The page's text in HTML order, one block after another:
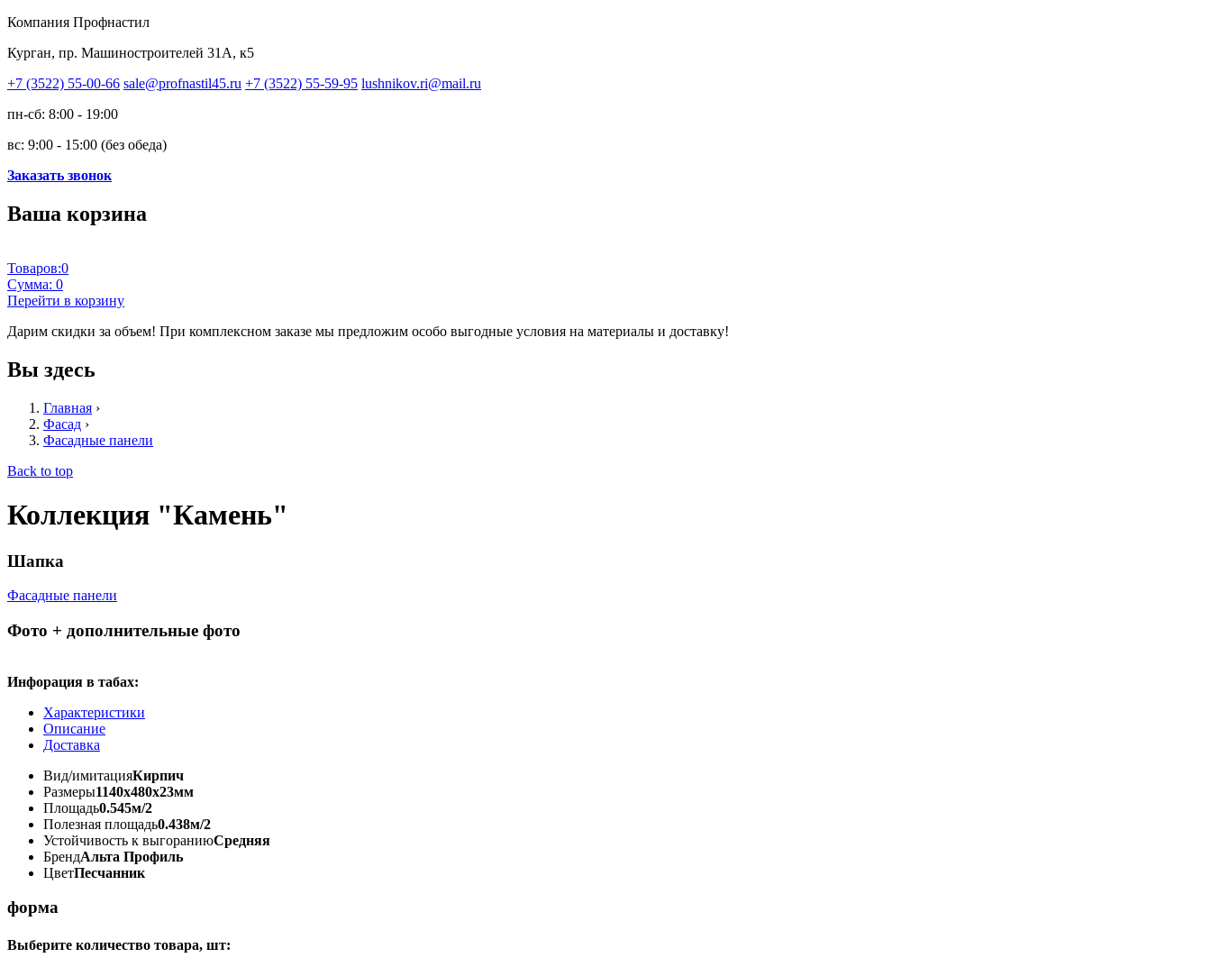
Компания Профнастил
Курган, пр. Машиностроителей 31А, к5
+7 (3522) 55-00-66 sale@profnastil45.ru +7 (3522) 55-59-95 lushnikov.ri@mail.ru
пн-сб: 8:00 - 19:00
вс: 9:00 - 15:00 (без обеда)
Заказать звонок
Ваша корзина
Товаров:0
Сумма: 0
Перейти в корзину
Дарим скидки за объем! При комплексном заказе мы предложим особо выгодные условия на материалы и доставку!
Вы здесь
Главная ›
Фасад ›
Фасадные панели
Back to top
Коллекция "Камень"
Шапка
Фасадные панели
Фото + дополнительные фото
Инфорация в табах:
Характеристики
Описание
Доставка
Вид/имитацияКирпич
Размеры1140x480x23мм
Площадь0.545м/2
Полезная площадь0.438м/2
Устойчивость к выгораниюСредняя
БрендАльта Профиль
ЦветПесчанник
форма
Выберите количество товара, шт: